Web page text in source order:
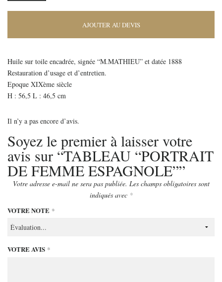
AJOUTER AU DEVIS
Huile sur toile encadrée, signée “M.MATHIEU” et datée 1888
Restauration d’usage et d’entretien.
Epoque XIXème siècle
H : 56,5 L : 46,5 cm
Il n’y a pas encore d’avis.
Soyez le premier à laisser votre
avis sur “TABLEAU “PORTRAIT
DE FEMME ESPAGNOLE””
Votre adresse e-mail ne sera pas publiée. Les champs obligatoires sont
indiqués avec *
VOTRE NOTE *
VOTRE AVIS *